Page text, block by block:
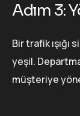
Adım 3:
Bir trafik
yeşil.
müşteriye